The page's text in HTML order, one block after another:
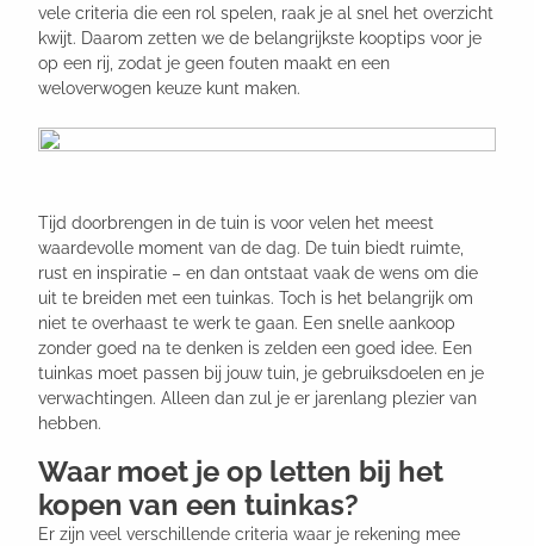
vele criteria die een rol spelen, raak je al snel het overzicht
kwijt. Daarom zetten we de belangrijkste kooptips voor je
op een rij, zodat je geen fouten maakt en een
weloverwogen keuze kunt maken.
Tijd doorbrengen in de tuin is voor velen het meest
waardevolle moment van de dag. De tuin biedt ruimte,
rust en inspiratie – en dan ontstaat vaak de wens om die
uit te breiden met een tuinkas. Toch is het belangrijk om
niet te overhaast te werk te gaan. Een snelle aankoop
zonder goed na te denken is zelden een goed idee. Een
tuinkas moet passen bij jouw tuin, je gebruiksdoelen en je
verwachtingen. Alleen dan zul je er jarenlang plezier van
hebben.
Waar moet je op letten bij het
kopen van een tuinkas?
Er zijn veel verschillende criteria waar je rekening mee